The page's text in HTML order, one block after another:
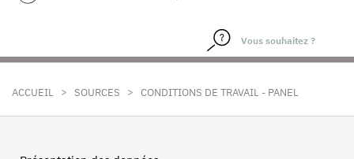
ACCUEIL > SOURCES > CONDITIONS DE TRAVAIL - PANEL